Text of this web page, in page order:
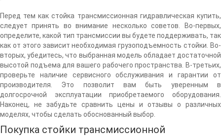
Перед тем как стойка трансмиссионная гидравлическая купить,
следует принять во внимание несколько советов. Во-первых,
определите, какой тип трансмиссии вы будете поддерживать, так
как от этого зависит необходимая грузоподъемность стойки. Во-
вторых, убедитесь, что выбранная модель обладает достаточной
высотой подъема для вашего рабочего пространства. В-третьих,
проверьте наличие сервисного обслуживания и гарантии от
производителя. Это позволит вам быть уверенным в
долгосрочной эксплуатации приобретаемого оборудования.
Наконец, не забудьте сравнить цены и отзывы о различных
моделях, чтобы сделать обоснованный выбор.
Покупка стойки трансмиссионной